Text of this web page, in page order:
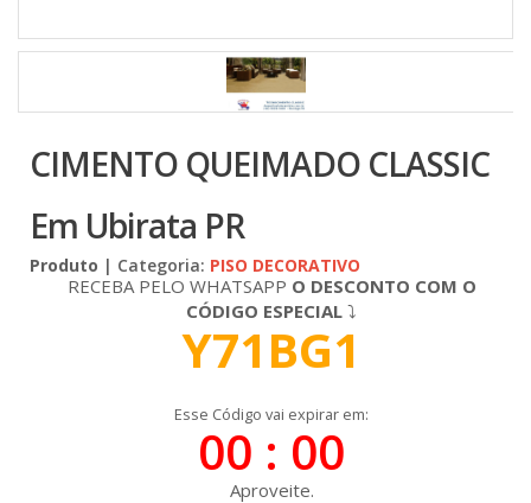
CIMENTO QUEIMADO CLASSIC
Em Ubirata PR
Produto | Categoria: PISO DECORATIVO
RECEBA PELO WHATSAPP O DESCONTO COM O
CÓDIGO ESPECIAL ⤵
Y71BG1
Esse Código vai expirar em:
00 : 00
Aproveite.